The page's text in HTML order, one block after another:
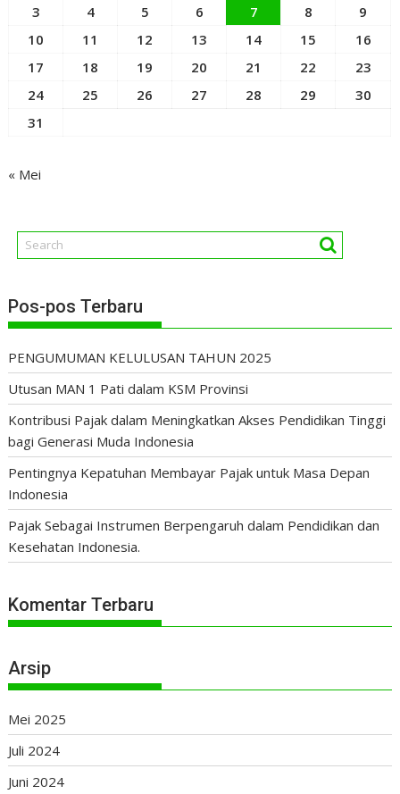
3
4 5 6 7 8
9
10
11 12 13 14 15
16
17
18 19 20 21 22
23
24
25 26 27 28 29
30
31
« Mei
Pos-pos Terbaru
PENGUMUMAN KELULUSAN TAHUN 2025
Utusan MAN 1 Pati dalam KSM Provinsi
Kontribusi Pajak dalam Meningkatkan Akses Pendidikan Tinggi
bagi Generasi Muda Indonesia
Pentingnya Kepatuhan Membayar Pajak untuk Masa Depan
Indonesia
Pajak Sebagai Instrumen Berpengaruh dalam Pendidikan dan
Kesehatan Indonesia.
Komentar Terbaru
Arsip
Mei 2025
Juli 2024
Juni 2024